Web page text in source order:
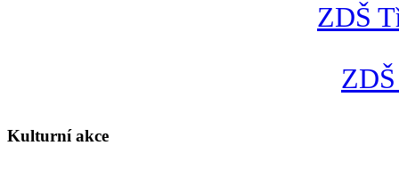
ZDŠ
Kulturní akce